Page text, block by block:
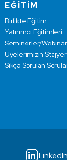
EĞİTİM
Birlikte Eğitim
Yatırımcı Eğitimleri
Seminerler/
Üyelerimizin Stajyer
Sıkça Sorulan
LinkedIn